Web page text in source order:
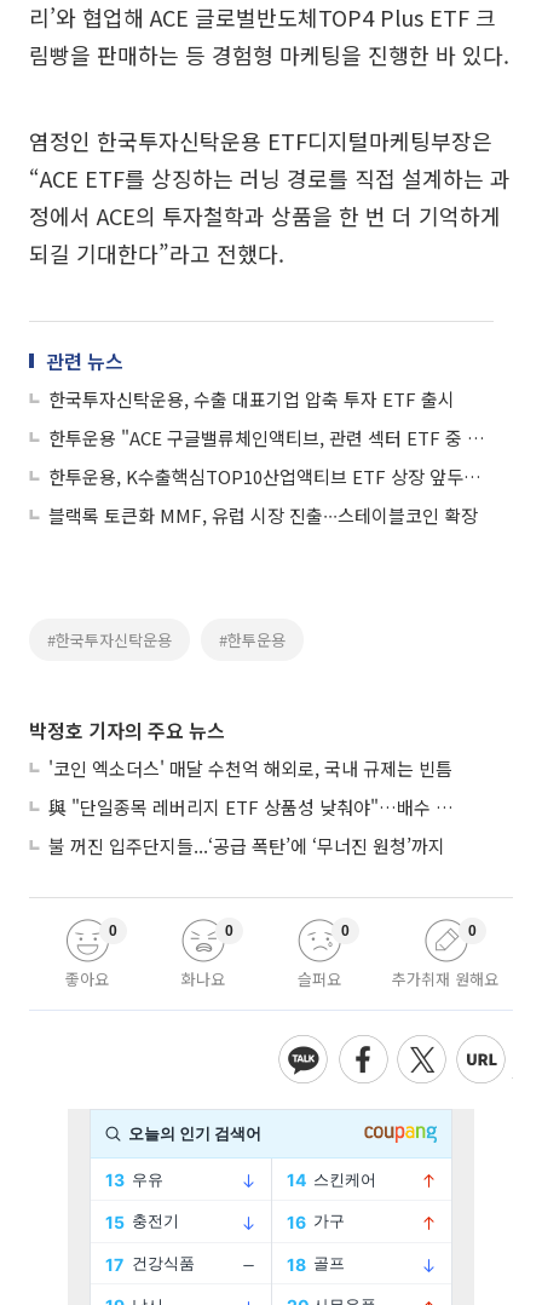
리’와 협업해 ACE 글로벌반도체TOP4 Plus ETF 크
림빵을 판매하는 등 경험형 마케팅을 진행한 바 있다.
염정인 한국투자신탁운용 ETF디지털마케팅부장은
“ACE ETF를 상징하는 러닝 경로를 직접 설계하는 과
정에서 ACE의 투자철학과 상품을 한 번 더 기억하게
되길 기대한다”라고 전했다.
관련 뉴스
한국투자신탁운용, 수출 대표기업 압축 투자 ETF 출시
한투운용 "ACE 구글밸류체인액티브, 관련 섹터 ETF 중 연초 수익률 1위"
한투운용, K수출핵심TOP10산업액티브 ETF 상장 앞두고 유튜브 라이브
블랙록 토큰화 MMF, 유럽 시장 진출∙∙∙스테이블코인 확장
#한국투자신탁운용 #한투운용
박정호 기자의 주요 뉴스
'코인 엑소더스' 매달 수천억 해외로, 국내 규제는 빈틈
與 "단일종목 레버리지 ETF 상품성 낮춰야"…배수 조정안도 거론
불 꺼진 입주단지들...‘공급 폭탄’에 ‘무너진 원청’까지
좋아요
0
화나요
0
슬퍼요
0
추가취재 원해요
0